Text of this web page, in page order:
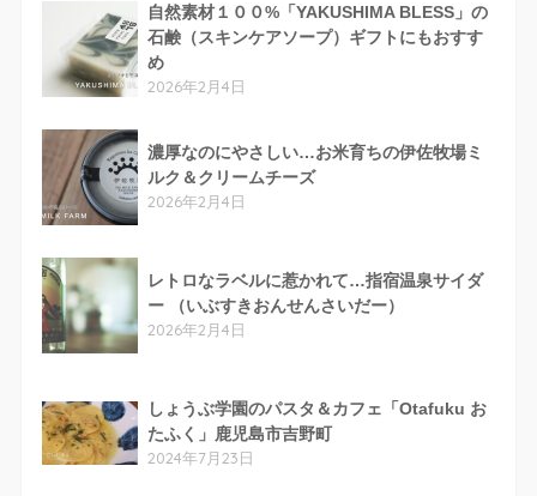
自然素材１００%「YAKUSHIMA BLESS」の
石鹸（スキンケアソープ）ギフトにもおすす
め
2026年2月4日
濃厚なのにやさしい…お米育ちの伊佐牧場ミ
ルク＆クリームチーズ
2026年2月4日
レトロなラベルに惹かれて…指宿温泉サイダ
ー （いぶすきおんせんさいだー）
2026年2月4日
しょうぶ学園のパスタ＆カフェ「Otafuku お
たふく」鹿児島市吉野町
2024年7月23日